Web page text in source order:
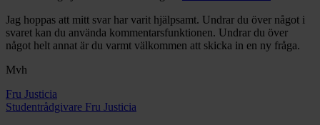
Jag hoppas att mitt svar har varit hjälpsamt. Undrar du över något i
svaret kan du använda kommentarsfunktionen. Undrar du över
något helt annat är du varmt välkommen att skicka in en ny fråga.
Mvh
Fru Justicia
Studentrådgivare Fru Justicia